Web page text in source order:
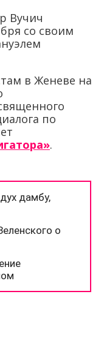
Вучич
со своим
в Женеве на
по
.